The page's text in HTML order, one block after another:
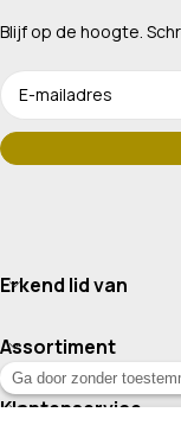
Blijf op de hoogte.
Erkend lid van
Assortiment
Klantenservice